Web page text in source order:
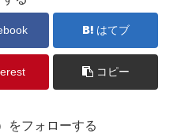
はてブ
コピー
をフォローする